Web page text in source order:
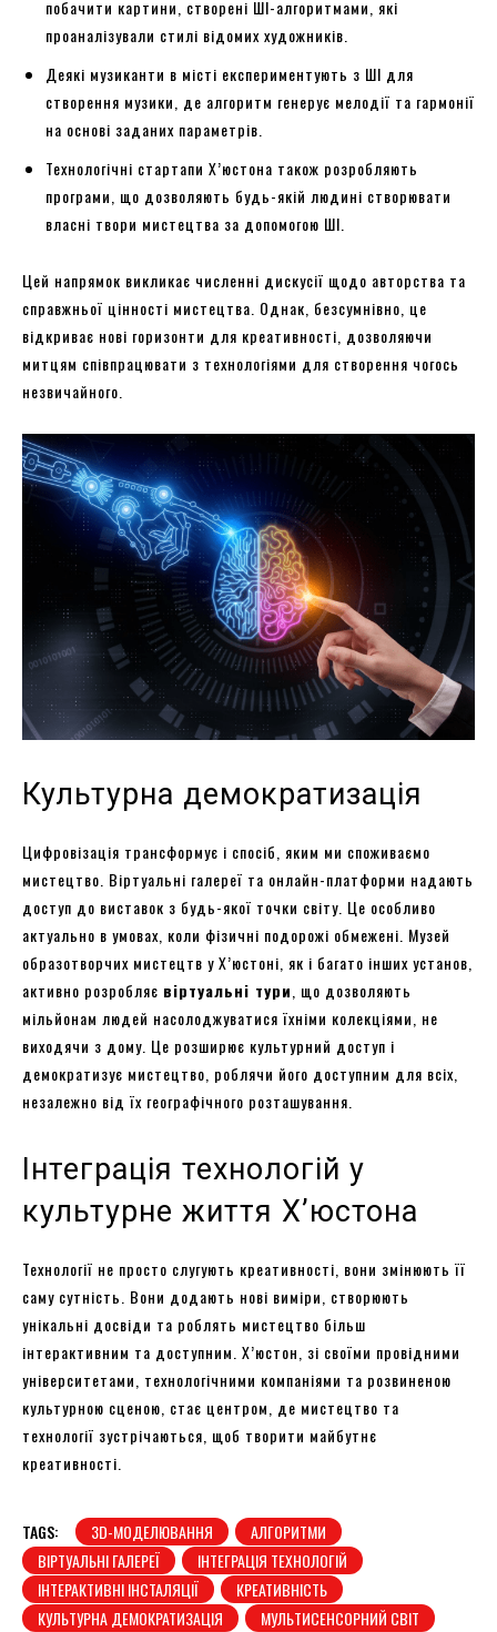
побачити картини, створені ШІ-алгоритмами, які
проаналізували стилі відомих художників.
Деякі музиканти в місті експериментують з ШІ для
створення музики, де алгоритм генерує мелодії та гармонії
на основі заданих параметрів.
Технологічні стартапи Х’юстона також розробляють
програми, що дозволяють будь-якій людині створювати
власні твори мистецтва за допомогою ШІ.
Цей напрямок викликає численні дискусії щодо авторства та
справжньої цінності мистецтва. Однак, безсумнівно, це
відкриває нові горизонти для креативності, дозволяючи
митцям співпрацювати з технологіями для створення чогось
незвичайного.
Культурна демократизація
Цифровізація трансформує і спосіб, яким ми споживаємо
мистецтво. Віртуальні галереї та онлайн-платформи надають
доступ до виставок з будь-якої точки світу. Це особливо
актуально в умовах, коли фізичні подорожі обмежені. Музей
образотворчих мистецтв у Х’юстоні, як і багато інших установ,
активно розробляє віртуальні тури , що дозволяють
мільйонам людей насолоджуватися їхніми колекціями, не
виходячи з дому. Це розширює культурний доступ і
демократизує мистецтво, роблячи його доступним для всіх,
незалежно від їх географічного розташування.
Інтеграція технологій у
культурне життя Х’юстона
Технології не просто слугують креативності, вони змінюють її
саму сутність. Вони додають нові виміри, створюють
унікальні досвіди та роблять мистецтво більш
інтерактивним та доступним. Х’юстон, зі своїми провідними
університетами, технологічними компаніями та розвиненою
культурною сценою, стає центром, де мистецтво та
технології зустрічаються, щоб творити майбутнє
креативності.
TAGS: 3D-МОДЕЛЮВАННЯ
АЛГОРИТМИ
ВІРТУАЛЬНІ ГАЛЕРЕЇ
ІНТЕГРАЦІЯ ТЕХНОЛОГІЙ
ІНТЕРАКТИВНІ ІНСТАЛЯЦІЇ
КРЕАТИВНІСТЬ
КУЛЬТУРНА ДЕМОКРАТИЗАЦІЯ
МУЛЬТИСЕНСОРНИЙ СВІТ